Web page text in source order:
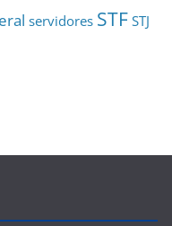
servidores STF STJ